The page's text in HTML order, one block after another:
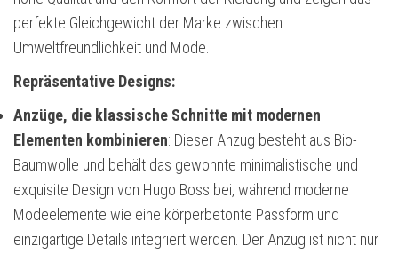
perfekte Gleichgewicht der Marke zwischen
Umweltfreundlichkeit und Mode.
Repräsentative Designs:
Anzüge, die klassische Schnitte mit modernen
Elementen kombinieren: Dieser Anzug besteht aus Bio-
Baumwolle und behält das gewohnte minimalistische und
exquisite Design von Hugo Boss bei, während moderne
Modeelemente wie eine körperbetonte Passform und
einzigartige Details integriert werden. Der Anzug ist nicht nur